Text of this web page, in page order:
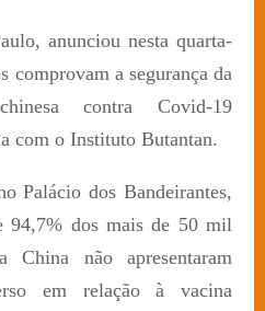
anunciou nesta quarta-
comprovam a segurança da
contra Covid-19
com o Instituto Butantan.
Palácio dos Bandeirantes,
94,7% dos mais de 50 mil
China não apresentaram
em relação à vacina